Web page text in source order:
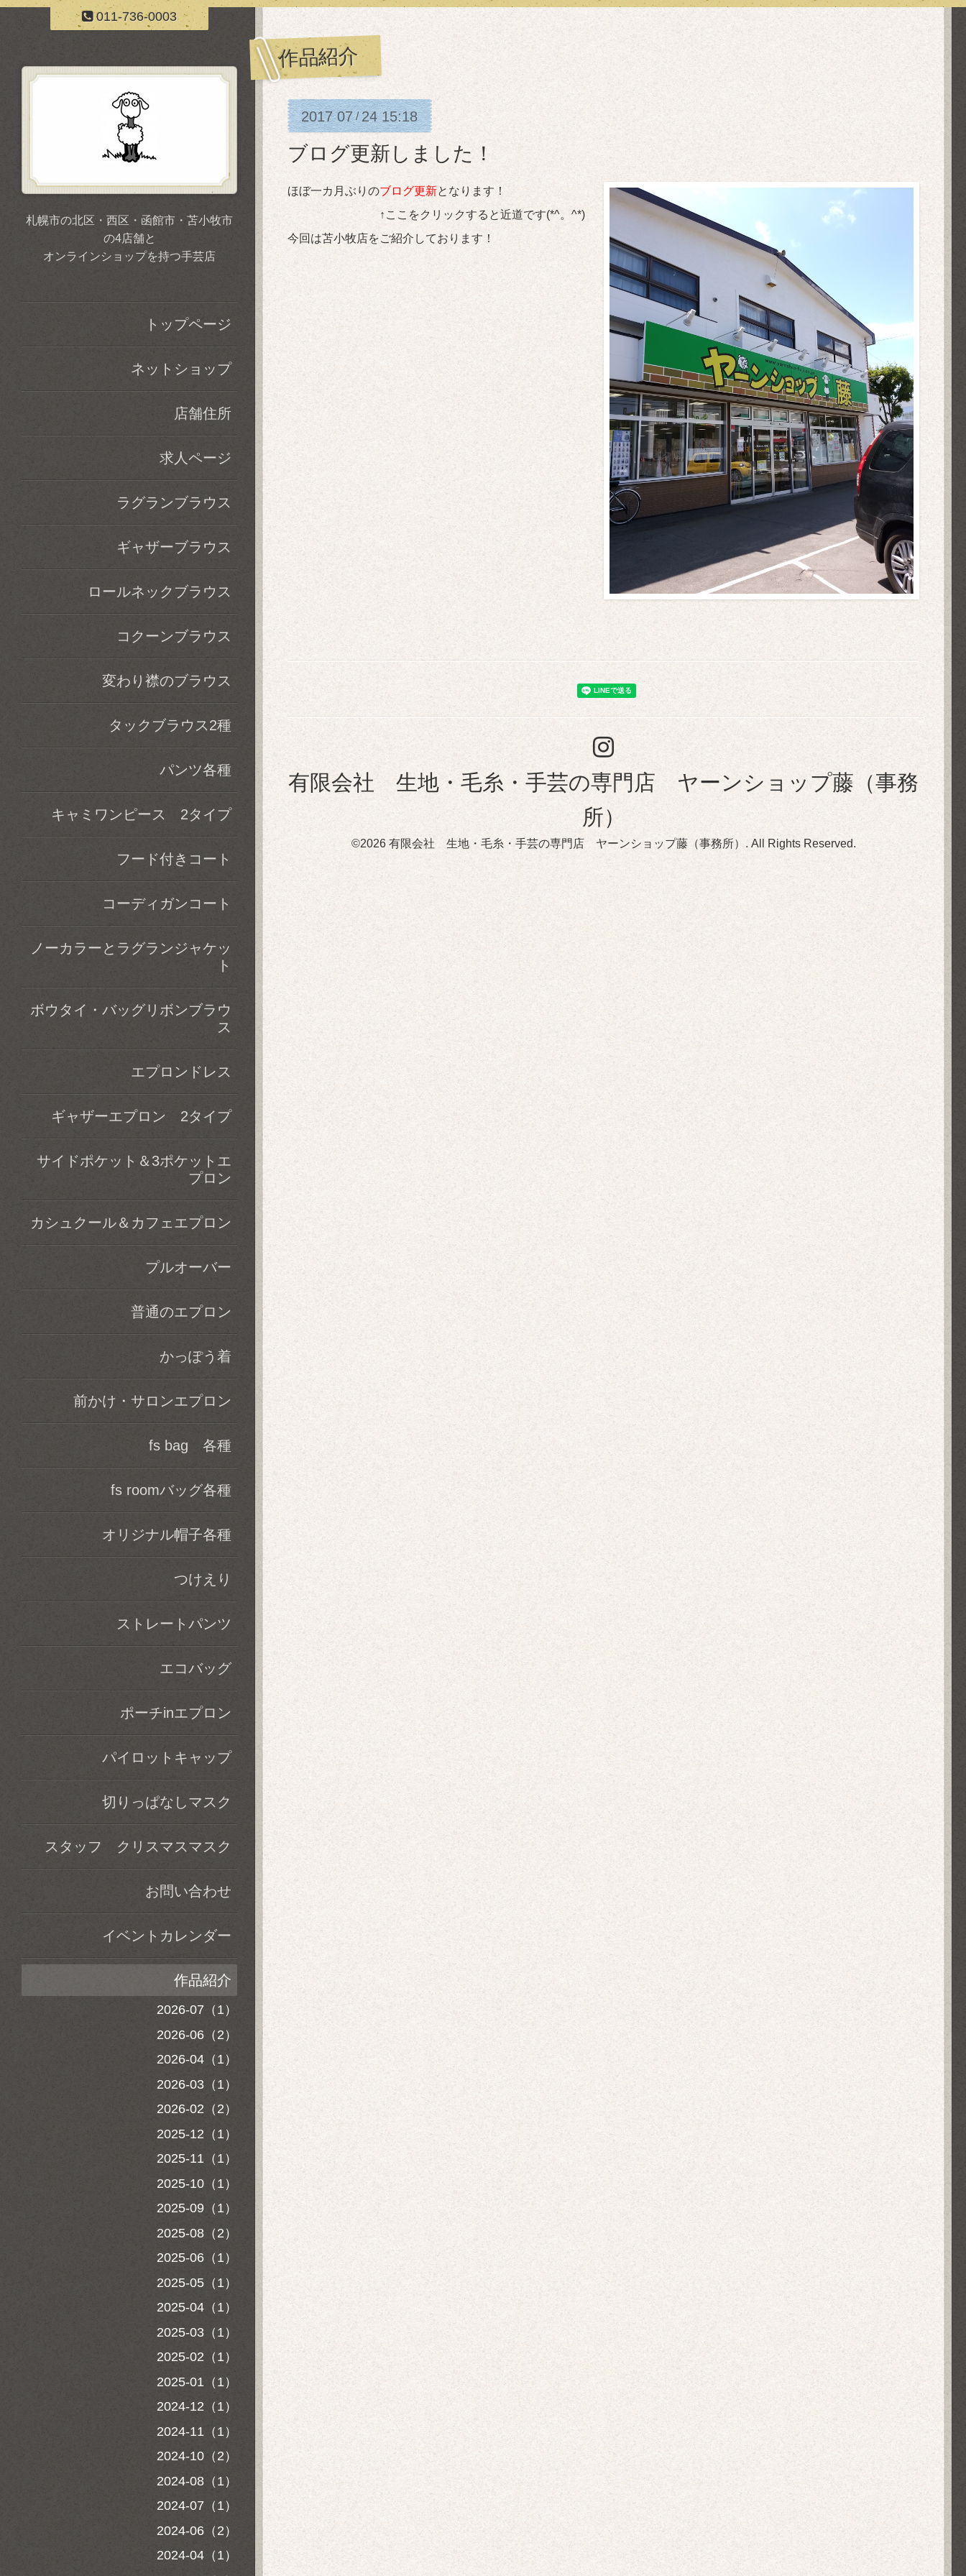
011-736-0003
作品紹介
2017 07/ 24 15:18
ブログ更新しました！
ほぼ一カ月ぶりのブログ更新となります！
↑ここをクリックすると近道です(*^。^*)
今回は苫小牧店をご紹介しております！
有限会社 生地・毛糸・手芸の専門店 ヤーンショップ藤（事務
所）
©2026 有限会社 生地・毛糸・手芸の専門店 ヤーンショップ藤（事務所） . All Rights Reserved.
札幌市の北区・西区・函館市・苫小牧市
の4店舗と
オンラインショップを持つ手芸店
トップページ
ネットショップ
店舗住所
求人ページ
ラグランブラウス
ギャザーブラウス
ロールネックブラウス
コクーンブラウス
変わり襟のブラウス
タックブラウス2種
パンツ各種
キャミワンピース 2タイプ
フード付きコート
コーディガンコート
ノーカラーとラグランジャケッ
ト
ボウタイ・バッグリボンブラウ
ス
エプロンドレス
ギャザーエプロン 2タイプ
サイドポケット＆3ポケットエ
プロン
カシュクール＆カフェエプロン
プルオーバー
普通のエプロン
かっぽう着
前かけ・サロンエプロン
fs bag 各種
fs roomバッグ各種
オリジナル帽子各種
つけえり
ストレートパンツ
エコバッグ
ポーチinエプロン
パイロットキャップ
切りっぱなしマスク
スタッフ クリスマスマスク
お問い合わせ
イベントカレンダー
作品紹介
2026-07（1）
2026-06（2）
2026-04（1）
2026-03（1）
2026-02（2）
2025-12（1）
2025-11（1）
2025-10（1）
2025-09（1）
2025-08（2）
2025-06（1）
2025-05（1）
2025-04（1）
2025-03（1）
2025-02（1）
2025-01（1）
2024-12（1）
2024-11（1）
2024-10（2）
2024-08（1）
2024-07（1）
2024-06（2）
2024-04（1）